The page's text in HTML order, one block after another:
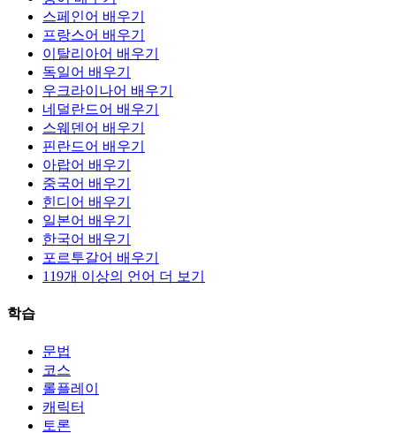
스페인어 배우기
프랑스어 배우기
이탈리아어 배우기
독일어 배우기
우크라이나어 배우기
네덜란드어 배우기
스웨덴어 배우기
핀란드어 배우기
아랍어 배우기
중국어 배우기
힌디어 배우기
일본어 배우기
한국어 배우기
포르투갈어 배우기
119개 이상의 언어 더 보기
학습
문법
코스
롤플레이
캐릭터
토론